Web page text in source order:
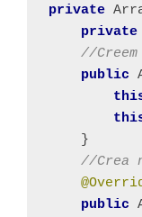
private
private
//
public
}
//Crea
public